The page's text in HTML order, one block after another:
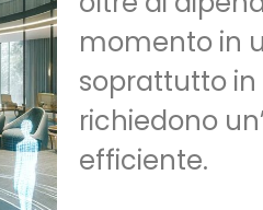
momento in
soprattutto in
richiedono
efficiente.